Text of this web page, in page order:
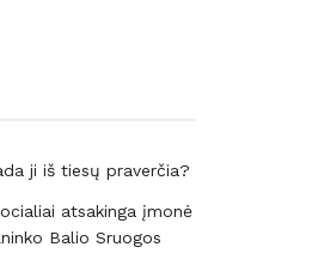
ji iš tiesų praverčia?
atsakinga įmonė
Balio Sruogos